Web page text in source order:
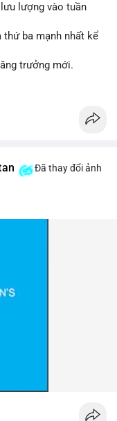
lượng vào tuần
thứ ba mạnh nhất kể
trưởng mới.
Đã thay đổi ảnh